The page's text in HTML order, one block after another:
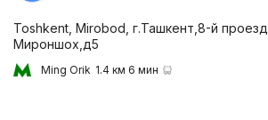
Toshkent, Mirobod, г.Ташкент,8-й проезд
Мироншох,д5
Ming Orik 1.4 км 6 мин